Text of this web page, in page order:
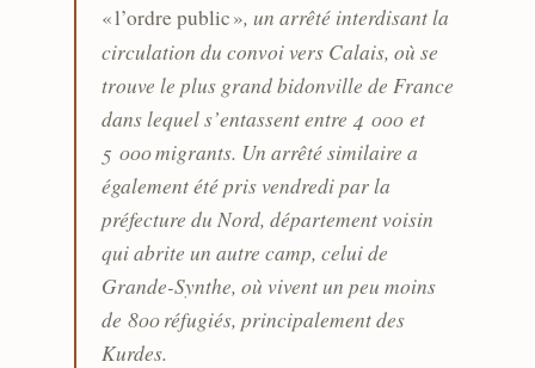
« l’ordre public », un arrêté interdisant la
circulation du convoi vers Calais, où se
trouve le plus grand bidonville de France
dans lequel s’entassent entre 4 000 et
5 000 migrants. Un arrêté similaire a
également été pris vendredi par la
préfecture du Nord, département voisin
qui abrite un autre camp, celui de
Grande-Synthe, où vivent un peu moins
de 800 réfugiés, principalement des
Kurdes.